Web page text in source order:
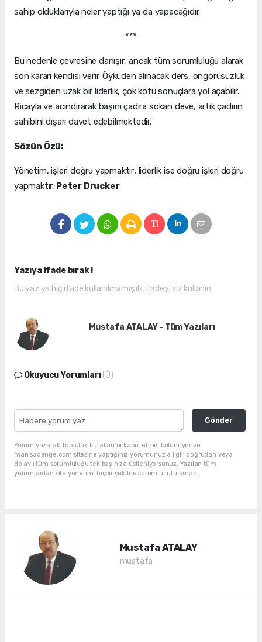
sahip olduklarıyla neler yaptığı ya da yapacağıdır.
***
Bu nedenle çevresine danışır; ancak tüm sorumluluğu alarak
son kararı kendisi verir. Öyküden alınacak ders, öngörüsüzlük
ve sezgiden uzak bir liderlik, çok kötü sonuçlara yol açabilir.
Ricayla ve acındırarak başını çadıra sokan deve, artık çadırın
sahibini dışarı davet edebilmektedir.
Sözün Özü:
Yönetim, işleri doğru yapmaktır; liderlik ise doğru işleri doğru
yapmaktır. Peter Drucker
Yazıya ifade bırak !
Bu yazıya hiç ifade kullanılmamış ilk ifadeyi siz kullanın.
Mustafa ATALAY - Tüm Yazıları
Okuyucu Yorumları(0)
Gönder
Yorum yazarak Topluluk Kuralları’nı kabul etmiş bulunuyor ve
manisadenge.com sitesine yaptığınız yorumunuzla ilgili doğrudan veya
dolaylı tüm sorumluluğu tek başınıza üstleniyorsunuz. Yazılan tüm
yorumlardan site yönetimi hiçbir şekilde sorumlu tutulamaz.
Mustafa ATALAY
mustafa